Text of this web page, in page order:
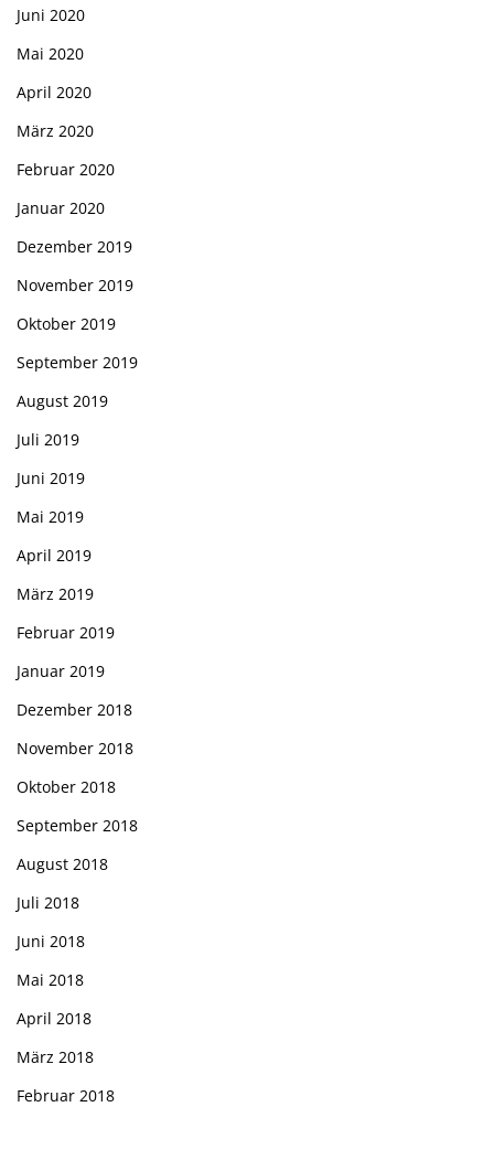
Juni 2020
Mai 2020
April 2020
März 2020
Februar 2020
Januar 2020
Dezember 2019
November 2019
Oktober 2019
September 2019
August 2019
Juli 2019
Juni 2019
Mai 2019
April 2019
März 2019
Februar 2019
Januar 2019
Dezember 2018
November 2018
Oktober 2018
September 2018
August 2018
Juli 2018
Juni 2018
Mai 2018
April 2018
März 2018
Februar 2018